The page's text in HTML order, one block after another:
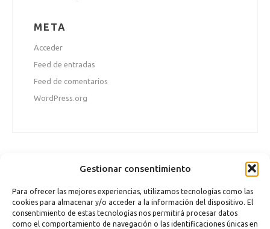
Gestionar consentimiento
Para ofrecer las mejores experiencias, utilizamos tecnologías como las
cookies para almacenar y/o acceder a la información del dispositivo. El
consentimiento de estas tecnologías nos permitirá procesar datos
como el comportamiento de navegación o las identificaciones únicas en
META
Acceder
Feed de entradas
Feed de comentarios
WordPress.org